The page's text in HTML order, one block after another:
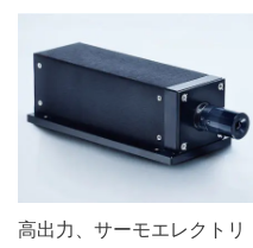
高出力、サーモエレクトリ